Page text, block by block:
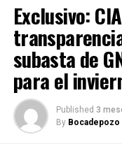
Exclusivo:
subasta de
para el
Published 3
By Bocadepozo